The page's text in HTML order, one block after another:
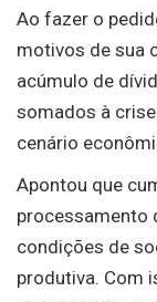
Ao fazer o
motivos de sua
acúmulo de
somados à
cenário
Apontou que
processamento
condições de
produtiva. Com